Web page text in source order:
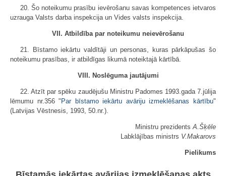
20. Šo noteikumu prasību ievērošanu savas kompetences ietvaros
uzrauga Valsts darba inspekcija un Vides valsts inspekcija.
VII. Atbildība par noteikumu neievērošanu
21. Bīstamo iekārtu valdītāji un personas, kuras pārkāpušas šo
noteikumu prasības, ir atbildīgas likumā noteiktajā kārtībā.
VIII. Noslēguma jautājumi
22. Atzīt par spēku zaudējušu Ministru Padomes 1993.gada 7.jūlija
lēmumu nr.356 " Par bīstamo iekārtu avāriju izmeklēšanas kārtību"
(Latvijas Vēstnesis, 1993, 50.nr.).
Ministru prezidentsA.Šķēle
Labklājības ministrs V.Makarovs
Pielikums